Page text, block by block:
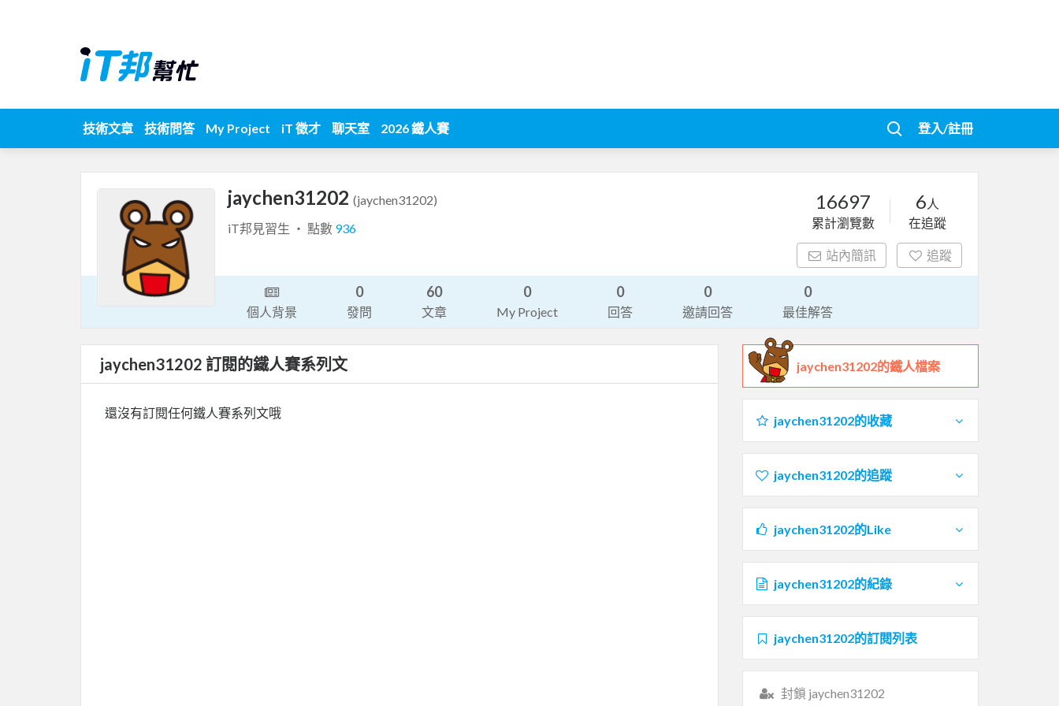
技術文章 技術問答 My Project iT 徵才 聊天室 2026 鐵人賽 登入/註冊
jaychen31202 (jaychen31202)
iT邦見習生 ‧ 點數 936
16697
累計瀏覽數
6 人
在追蹤
站內簡訊 追蹤
個人背景
0
發問
60
文章
0
My Project
0
回答
0
邀請回答
0
最佳解答
jaychen31202 訂閱的鐵人賽系列文
還沒有訂閱任何鐵人賽系列文哦
jaychen31202的鐵人檔案
jaychen31202的收藏
jaychen31202的追蹤
jaychen31202的Like
jaychen31202的紀錄
jaychen31202的訂閱列表
封鎖 jaychen31202